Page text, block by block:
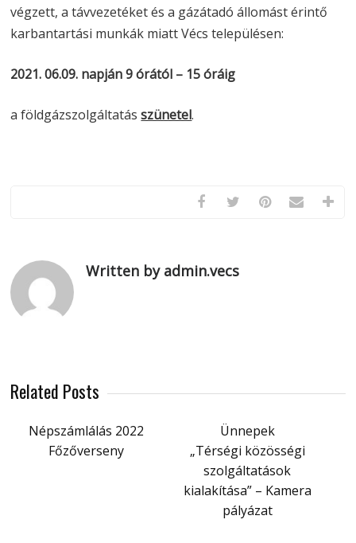
végzett, a távvezetéket és a gázátadó állomást érintő
karbantartási munkák miatt Vécs településen:
2021. 06.09. napján 9 órától – 15 óráig
a földgázszolgáltatásszünetel.
Written by admin.vecs
Related Posts
Népszámlálás 2022
Ünnepek
Főzőverseny
„Térségi közösségi
szolgáltatások
kialakítása” – Kamera
pályázat